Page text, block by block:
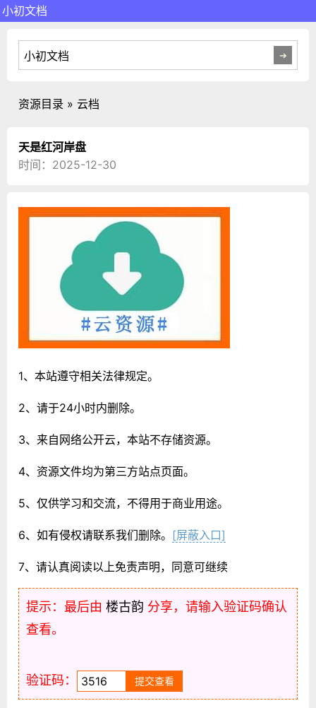
小初文档
资源目录 » 云档
天是红河岸盘
时间：2025-12-30
1、本站遵守相关法律规定。
2、请于24小时内删除。
3、来自网络公开云，本站不存储资源。
4、资源文件均为第三方站点页面。
5、仅供学习和交流，不得用于商业用途。
6、如有侵权请联系我们删除。 [屏蔽入口]
7、请认真阅读以上免责声明，同意可继续
提示：最后由 楼古韵 分享，请输入验证码确认
查看。
验证码：